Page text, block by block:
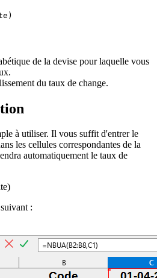
de la devise pour laquelle vous
du taux de change.
à utiliser. Il vous suffit d'entrer le
les cellules correspondantes de la
automatiquement le taux de
)
: